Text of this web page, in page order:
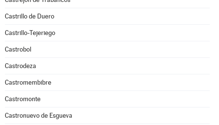
Castrillo de Duero
Castrillo-Tejeriego
Castrobol
Castrodeza
Castromembibre
Castromonte
Castronuevo de Esgueva